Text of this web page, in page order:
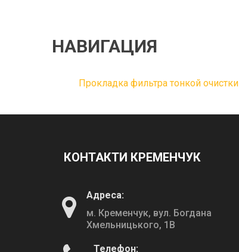
НАВИГАЦИЯ
Прокладка фильтра тонкой очистки
КОНТАКТИ КРЕМЕНЧУК
Адреса:
м. Кременчук, вул. Богдана
Хмельницького, 1В
Телефон: